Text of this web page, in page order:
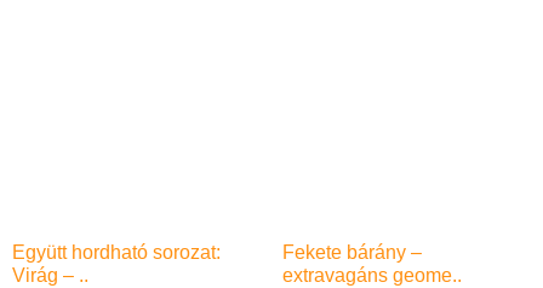
Együtt hordható sorozat:
Virág – ..
Fekete bárány –
extravagáns geome..